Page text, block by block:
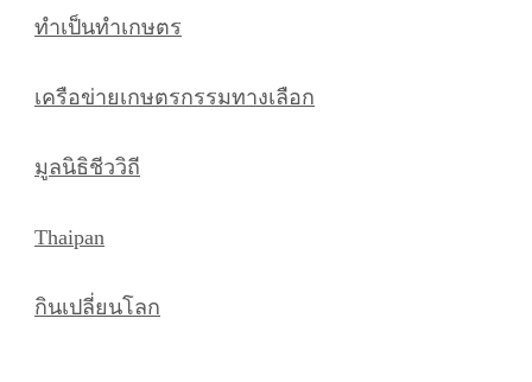
ทำเป็นทำเกษตร
เครือข่ายเกษตรกรรมทางเลือก
มูลนิธิชีววิถี
Thaipan
กินเปลี่ยนโลก